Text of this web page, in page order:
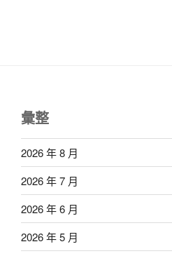
彙整
2026 年 8 月
2026 年 7 月
2026 年 6 月
2026 年 5 月